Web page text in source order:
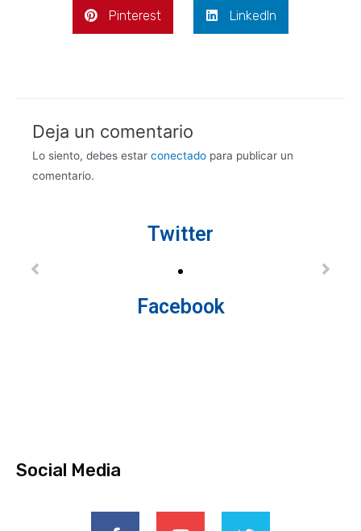
Pinterest LinkedIn
Deja un comentario
Lo siento, debes estar conectado para publicar un
comentario.
Twitter
Facebook
Social Media